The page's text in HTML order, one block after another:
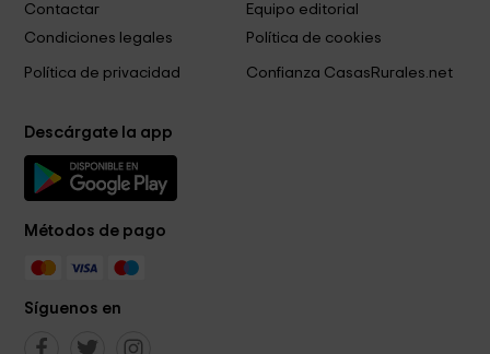
Contactar
Equipo editorial
Condiciones legales
Política de cookies
Política de privacidad Confianza CasasRurales.net
Descárgate la app
Métodos de pago
Síguenos en